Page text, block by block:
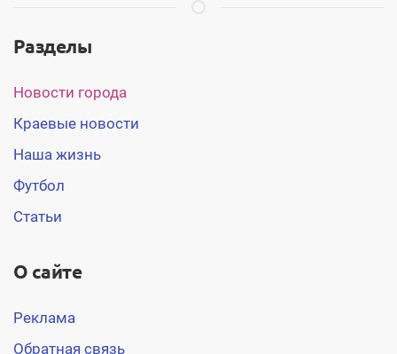
Разделы
Новости города
Краевые новости
Наша жизнь
Футбол
Статьи
О сайте
Реклама
Обратная связь